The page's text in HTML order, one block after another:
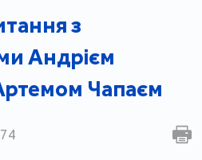
з
Андрієм
Чапаєм